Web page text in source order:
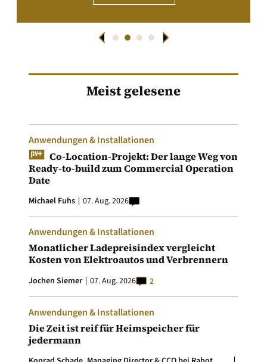
Meist gelesene
Anwendungen & Installationen
Co-Location-Projekt: Der lange Weg von
Ready-to-build zum Commercial Operation
Date
Michael Fuhs 07. Aug. 2026
Anwendungen & Installationen
Monatlicher Ladepreisindex vergleicht
Kosten von Elektroautos und Verbrennern
Jochen Siemer 07. Aug. 2026 2
Anwendungen & Installationen
Die Zeit ist reif für Heimspeicher für
jedermann